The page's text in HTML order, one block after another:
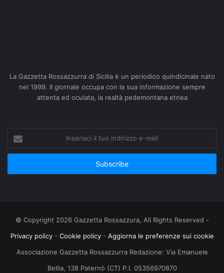
La Gazzetta Rossazzurra di Sicilia è un periodico quindicinale nato
nel 1999. Il giornale occupa con la sua informazione sempre
attenta ed oculata, la realtà pedemontana etnea
tuo
e-
© Copyright 2026 Gazzetta Rossazzura, All Rights Reserved -
Privacy policy- Cookie policy- Aggiorna le preferenze sui cookie
Associazione Gazzetta Rossazzurra Redazione: Via Emanuele
Bellia, 138 Paternò (CT) P.I. 05356970870